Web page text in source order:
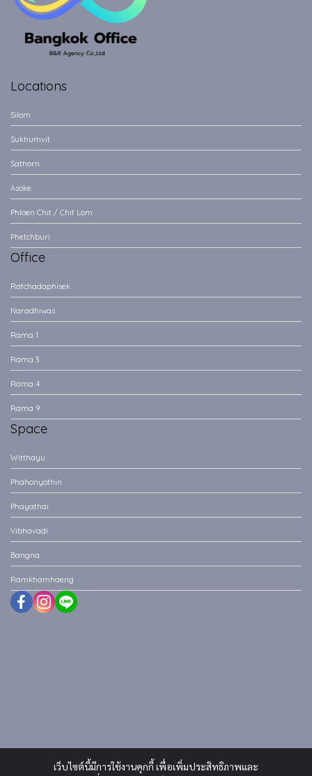
เว็บไซต์นี้มีการใช้งานคุกกี้ เพื่อเพิ่มประสิทธิภาพและ
Locations
Silom
Sukhumvit
Sathorn
Asoke
Phloen Chit / Chit Lom
Phetchburi
Office
Ratchadaphisek
Naradhiwas
Rama 1
Rama 3
Rama 4
Rama 9
Space
Witthayu
Phahonyothin
Phayathai
Vibhavadi
Bangna
Ramkhamhaeng